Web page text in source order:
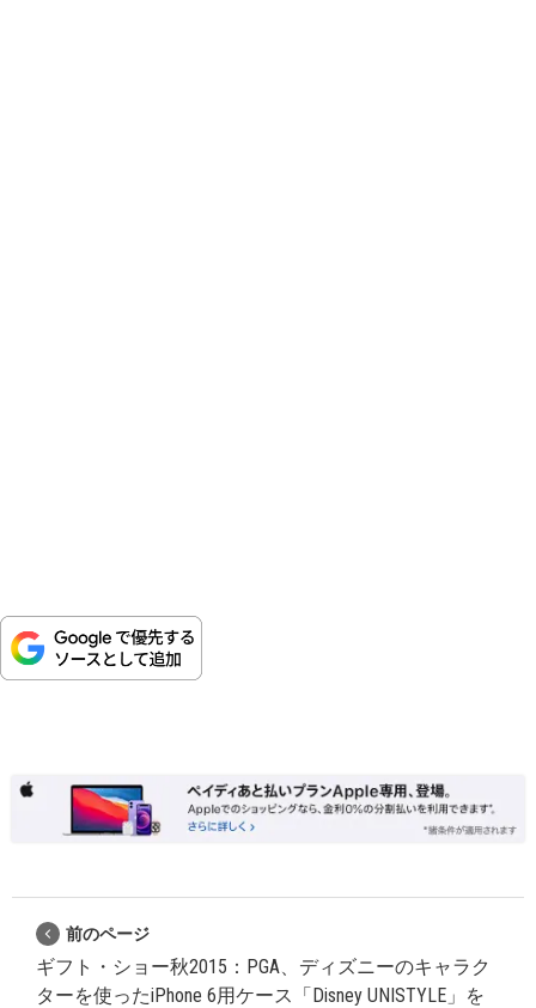
前のページ
ギフト・ショー秋2015：PGA、ディズニーのキャラク
ターを使ったiPhone 6用ケース「Disney UNISTYLE」を